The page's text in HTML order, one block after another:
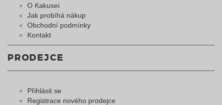
O Kakusei
Jak probíhá nákup
Obchodní podmínky
Kontakt
PRODEJCE
Přihlásit se
Registrace nového prodejce